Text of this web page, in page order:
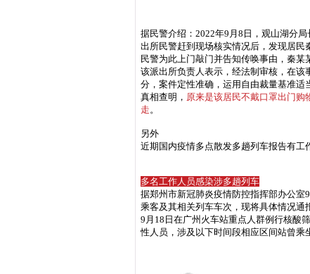
据民警介绍： 2022年9月8日，观山湖分
出所民警赶到现场核实情况后，发现居民
民警为此上门敲门并告知传唤事由，秦某
该派出所负责人表示，经法制审核，在
分，案件定性准确，运用自由裁量基准
真相查明， 原来是该居民不戴口罩出门购
走。
另外
近期国内疫情多点散发多趟列车报告有工
多名工作人员感染涉多趟列车
据郑州市新冠肺炎疫情防控指挥部办公室
乘客及其相关列车车次，现将具体情况通
9月18日在广州火车站重点人群例行核酸
性人员，涉及以下时间段相应区间站曾乘